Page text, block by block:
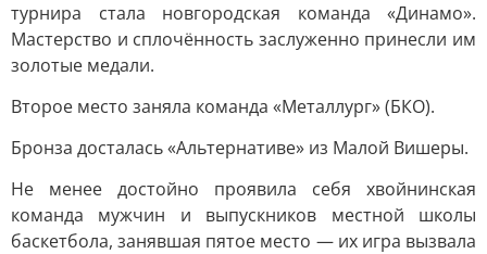
турнира стала новгородская команда «Динамо».
Мастерство и сплочённость заслуженно принесли им
золотые медали.
Второе место заняла команда «Металлург» (БКО).
Бронза досталась «Альтернативе» из Малой Вишеры.
Не менее достойно проявила себя хвойнинская
команда мужчин и выпускников местной школы
баскетбола, занявшая пятое место — их игра вызвала